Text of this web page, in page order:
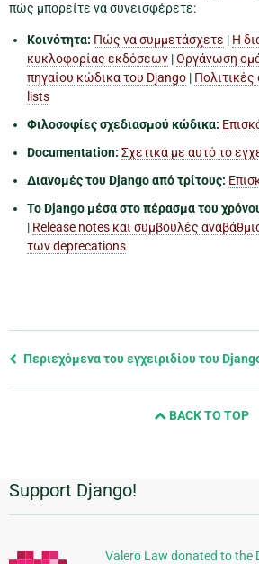
πώς μπορείτε να συνεισφέρετε:
Κοινότητα: Πώς να συμμετάσχετε | Η
κυκλοφορίας εκδόσεων |Οργάνωση
πηγαίου κώδικα του Django |
lists
Φιλοσοφίες σχεδιασμού κώδικα:
Documentation: Σχετικά με αυτό το
Διανομές του Django από τρίτους:
Το Django μέσα στο πέρασμα του
| Release notes και συμβουλές
των deprecations
Previous
Περιεχόμενα του εγχειριδίου του
BACK TO TOP
Πρόσθετες
πληροφορίες
Support Django!
Valero Law donated to the